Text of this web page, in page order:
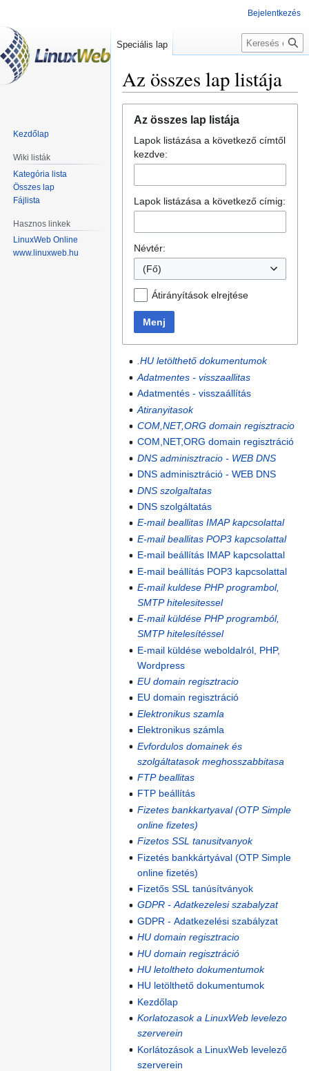
Az összes lap listája
navigációhoz
kereséshez
Az összes lap listája
Lapok listázása a következő címtől
kezdve:
Lapok listázása a következő címig:
Névtér:
(Fő)
Átirányítások elrejtése
Menj
.HU letölthető dokumentumok
Adatmentes - visszaallitas
Adatmentés - visszaállítás
Atiranyitasok
COM,NET,ORG domain regisztracio
COM,NET,ORG domain regisztráció
DNS adminisztracio - WEB DNS
DNS adminisztráció - WEB DNS
DNS szolgaltatas
DNS szolgáltatás
E-mail beallitas IMAP kapcsolattal
E-mail beallitas POP3 kapcsolattal
E-mail beállítás IMAP kapcsolattal
E-mail beállítás POP3 kapcsolattal
E-mail kuldese PHP programbol,
SMTP hitelesitessel
E-mail küldése PHP programból,
SMTP hitelesítéssel
E-mail küldése weboldalról, PHP,
Wordpress
EU domain regisztracio
EU domain regisztráció
Elektronikus szamla
Elektronikus számla
Evfordulos domainek és
szolgáltatasok meghosszabbitasa
FTP beallitas
FTP beállítás
Fizetes bankkartyaval (OTP Simple
online fizetes)
Fizetos SSL tanusitvanyok
Fizetés bankkártyával (OTP Simple
online fizetés)
Fizetős SSL tanúsítványok
GDPR - Adatkezelesi szabalyzat
GDPR - Adatkezelési szabályzat
HU domain regisztracio
HU domain regisztráció
HU letoltheto dokumentumok
HU letölthető dokumentumok
Kezdőlap
Korlatozasok a LinuxWeb levelezo
szerverein
Korlátozások a LinuxWeb levelező
szerverein
Bejelentkezés
Speciális lap Keresés
Kezdőlap
Wiki listák
Kategória lista
Összes lap
Fájlista
Hasznos linkek
LinuxWeb Online
www.linuxweb.hu